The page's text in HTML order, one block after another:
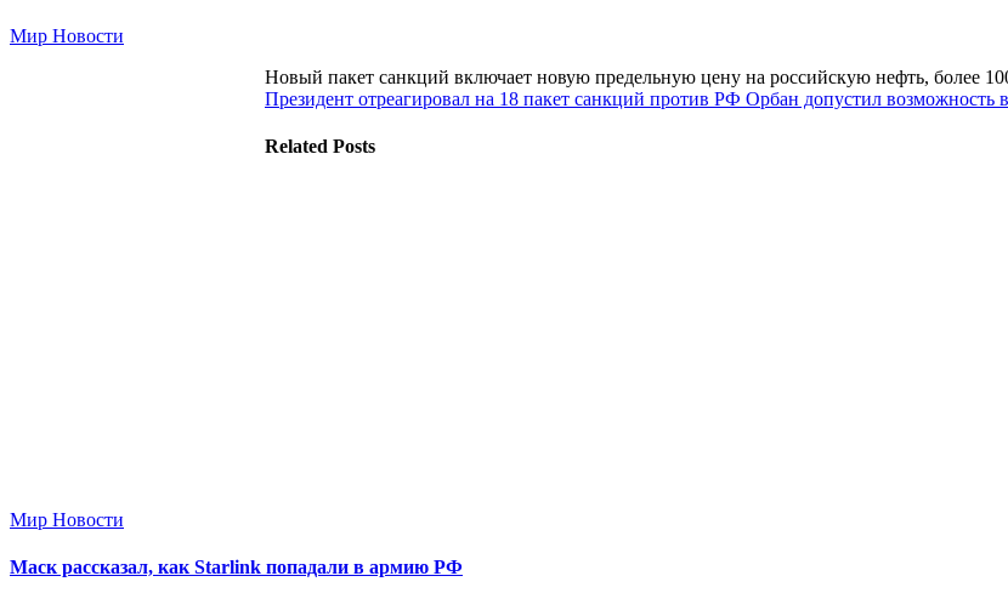
Мир Новости
Новый пакет санкций включает новую предельную цену на российскую нефть, более
Президент отреагировал на 18 пакет санкций против РФ Орбан допустил возможность
Related Posts
Мир Новости
Маск рассказал, как Starlink попадали в армию РФ